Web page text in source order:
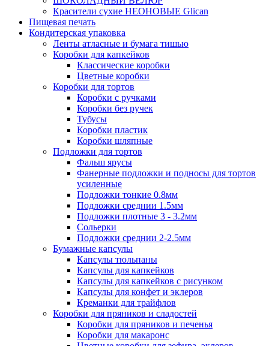
Красители сухие НЕОНОВЫЕ Glican
Пищевая печать
Кондитерская упаковка
Ленты атласные и бумага тишью
Коробки для капкейков
Классические коробки
Цветные коробки
Коробки для тортов
Коробки с ручками
Коробки без ручек
Тубусы
Коробки пластик
Коробки шляпные
Подложки для тортов
Фальш ярусы
Фанерные подложки и подносы для тортов
усиленные
Подложки тонкие 0.8мм
Подложки среднии 1.5мм
Подложки плотные 3 - 3.2мм
Сольерки
Подложки среднии 2-2.5мм
Бумажные капсулы
Капсулы тюльпаны
Капсулы для капкейков
Капсулы для капкейков с рисунком
Капсулы для конфет и эклеров
Креманки для трайфлов
Коробки для пряников и сладостей
Коробки для пряников и печенья
Коробки для макаронс